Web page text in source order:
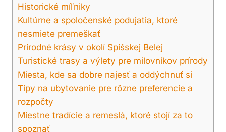
Historické míľniky
Kultúrne a spoločenské podujatia, ktoré
nesmiete premeškať
Prírodné krásy v okolí Spišskej Belej
Turistické trasy a výlety pre milovníkov prírody
Miesta, kde sa dobre najesť a oddýchnuť si
Tipy na ubytovanie pre rôzne preferencie a
rozpočty
Miestne tradície a remeslá, ktoré stojí za to
spoznať